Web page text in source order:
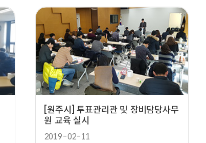
[원주시] 투표관리관 및 장비담당사무
원 교육 실시
2019-02-11